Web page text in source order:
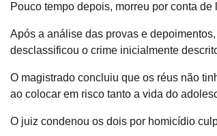
Pouco tempo depois, morreu por conta
Após a análise das provas e
desclassificou o crime inicialmente
O magistrado concluiu que os réus não
ao colocar em risco tanto a vida do
O juiz condenou os dois por homicídio